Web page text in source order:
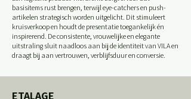
basisitems rust brengen, terwijl eye-catchers en push-
artikelen strategisch worden uitgelicht. Dit stimuleert
kruisverkoop en houdt de presentatie toegankelijk én
inspirerend. De consistente, vrouwelijke en elegante
uitstraling sluit naadloos aan bij de identiteit van VILA en
draagt bij aan vertrouwen, verblijfsduur en conversie.
ETALAGE